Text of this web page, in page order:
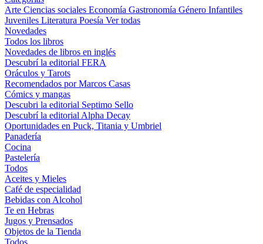
Arte Ciencias sociales Economía Gastronomía Género Infantiles
Juveniles Literatura Poesía Ver todas
Novedades
Todos los libros
Novedades de libros en inglés
Descubrí la editorial FERA
Oráculos y Tarots
Recomendados por Marcos Casas
Cómics y mangas
Descubri la editorial Septimo Sello
Descubrí la editorial Alpha Decay
Oportunidades en Puck, Titania y Umbriel
Panadería
Cocina
Pastelería
Todos
Aceites y Mieles
Café de especialidad
Bebidas con Alcohol
Te en Hebras
Jugos y Prensados
Objetos de la Tienda
Todos